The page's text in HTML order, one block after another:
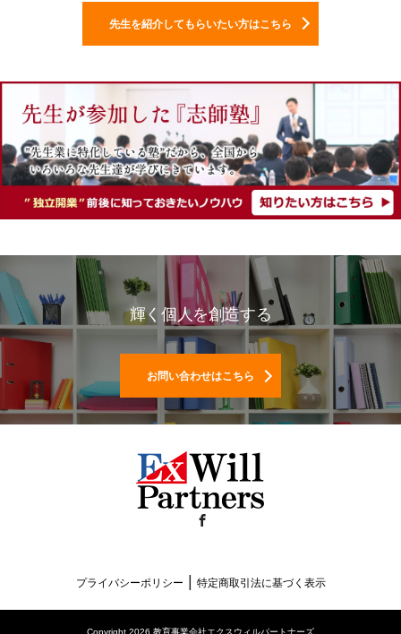
先生を紹介してもらいたい方はこちら
輝く個人を創造する
お問い合わせはこちら
プライバシーポリシー 特定商取引法に基づく表示